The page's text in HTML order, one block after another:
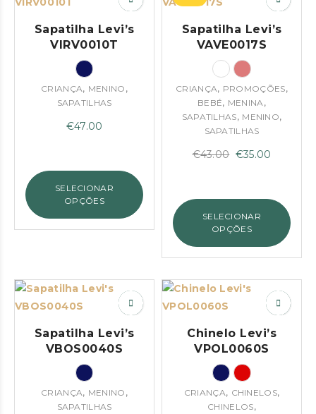
Sapatilha Levi’s
VIRV0010T
CRIANÇA, MENINO ,
SAPATILHAS
€47.00
SELECIONAR
OPÇÕES
Sapatilha Levi’s
VAVE0017S
CRIANÇA, PROMOÇÕES,
BEBÉ, MENINA,
SAPATILHAS, MENINO,
SAPATILHAS
€43.00 O
€43.00.
€35.00
é:
€35.00.
SELECIONAR
OPÇÕES
Sapatilha Levi’s
VBOS0040S
CRIANÇA, MENINO ,
SAPATILHAS
Chinelo Levi’s
VPOL0060S
CRIANÇA, CHINELOS,
CHINELOS,